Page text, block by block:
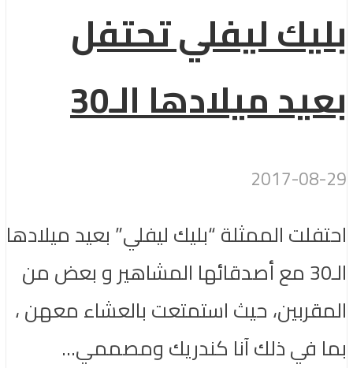
بليك ليفلي تحتفل
بعيد ميلادها الـ30
2017-08-29
احتفلت الممثلة “بليك ليفلي” بعيد ميلادها
الـ30 مع أصدقائها المشاهير و بعض من
المقربين، حيث استمتعت بالعشاء معهن ،
بما في ذلك آنا كندريك ومصممي...